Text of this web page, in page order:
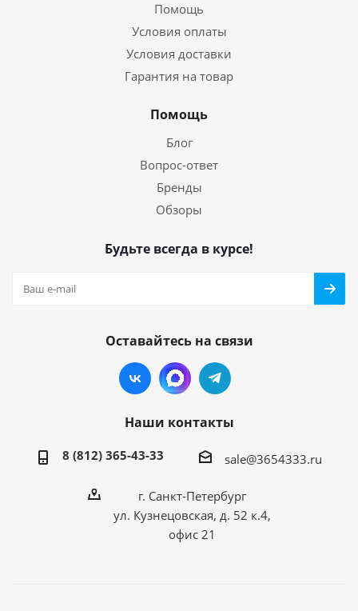
Помощь
Условия оплаты
Условия доставки
Гарантия на товар
Помощь
Блог
Вопрос-ответ
Бренды
Обзоры
Будьте всегда в курсе!
Оставайтесь на связи
Наши контакты
8 (812) 365-43-33 sale@3654333.ru
г. Санкт-Петербург
ул. Кузнецовская, д. 52 к.4,
офис 21